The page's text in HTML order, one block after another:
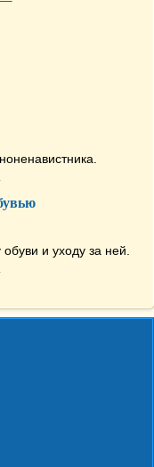
и уходу за ней.